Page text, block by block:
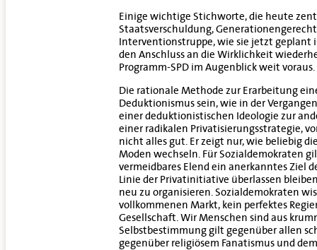
Einige wichtige Stichworte, die heute
Staatsverschuldung,
Interventionstruppe, wie sie jetzt geplant
den Anschluss an die Wirklichkeit
Programm-SPD im Augenblick weit
Die rationale Methode zur Erarbeitung
Deduktionismus sein, wie in der
einer deduktionistischen Ideologie zur
einer radikalen Privatisierungsstrategie,
nicht alles gut. Er zeigt nur, wie beliebig
Moden wechseln. Für Sozialdemokraten
vermeidbares Elend ein anerkanntes Ziel
Linie der Privatinitiative überlassen
neu zu organisieren. Sozialdemokraten
vollkommenen Markt, kein perfektes
Gesellschaft. Wir Menschen sind aus
Selbstbestimmung gilt gegenüber allen
gegenüber religiösem Fanatismus und